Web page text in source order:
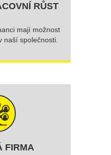
RŮST
mají možnost
naší společnosti.
FIRMA